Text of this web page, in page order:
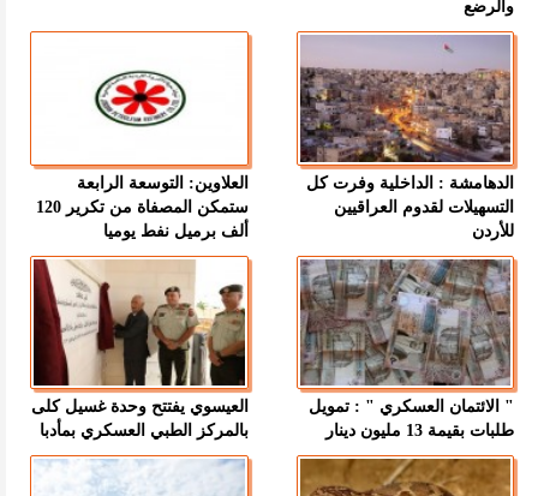
والرضع
الدهامشة : الداخلية وفرت كل
التسهيلات لقدوم العراقيين
للأردن
العلاوين: التوسعة الرابعة
ستمكن المصفاة من تكرير 120
ألف برميل نفط يوميا
" الائتمان العسكري " : تمويل
طلبات بقيمة 13 مليون دينار
العيسوي يفتتح وحدة غسيل كلى
بالمركز الطبي العسكري بمأدبا